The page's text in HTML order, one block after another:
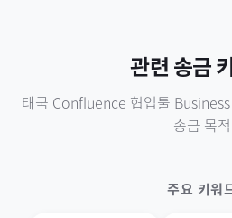
관련 송금
태국 Confluence 협업툴
송금 목적
주요 키워